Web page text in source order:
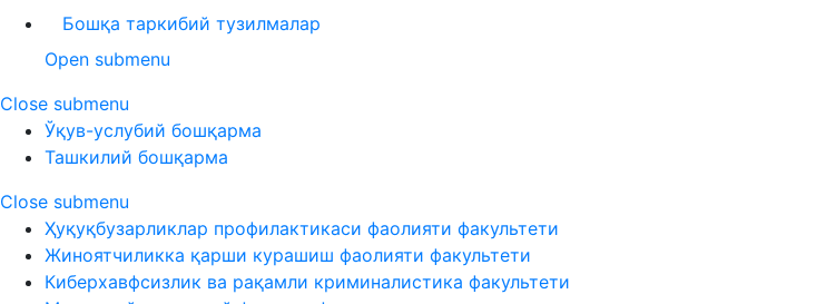
Бошқа таркибий тузилмалар
Open submenu
Close submenu
Ўқув-услубий бошқарма
Ташкилий бошқарма
Close submenu
Ҳуқуқбузарликлар профилактикаси фаолияти факультети
Жиноятчиликка қарши курашиш фаолияти факультети
Киберхавфсизлик ва рақамли криминалистика факультети